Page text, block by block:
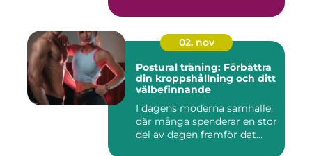
02. nov
Postural träning: Förbättra
din kroppshållning och ditt
välbefinnande
I dagens moderna samhälle,
där många spenderar en stor
del av dagen framför dat...